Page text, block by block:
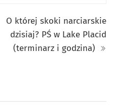
O której skoki narciarskie
dzisiaj? PŚ w Lake Placid
(terminarz i godzina)